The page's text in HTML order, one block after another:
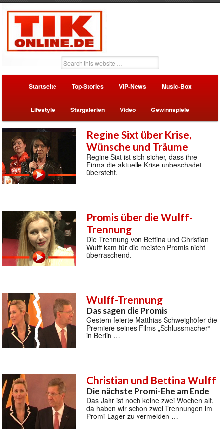
Startseite Top-Stories VIP-News Music-Box
Lifestyle Stargalerien Video Gewinnspiele
Regine Sixt über Krise,
Wünsche und Träume
Regine Sixt ist sich sicher, dass ihre
Firma die aktuelle Krise unbeschadet
übersteht.
Promis über die Wulff-
Trennung
Die Trennung von Bettina und Christian
Wulff kam für die meisten Promis nicht
überraschend.
Wulff-Trennung
Das sagen die Promis
Gestern feierte Matthias Schweighöfer die
Premiere seines Films „Schlussmacher“
in Berlin …
Christian und Bettina Wulff
Die nächste Promi-Ehe am Ende
Das Jahr ist noch keine zwei Wochen alt,
da haben wir schon zwei Trennungen im
Promi-Lager zu vermelden …